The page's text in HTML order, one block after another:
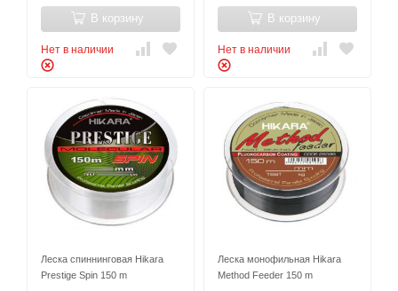
В корзину
Нет в наличии
В корзину
Нет в наличии
Леска спиннинговая Hikara
Prestige Spin 150 m
Леска монофильная Hikara
Method Feeder 150 m